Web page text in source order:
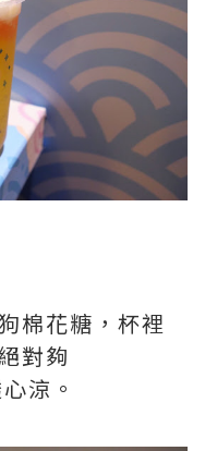
棉花糖，杯裡
對夠
涼。